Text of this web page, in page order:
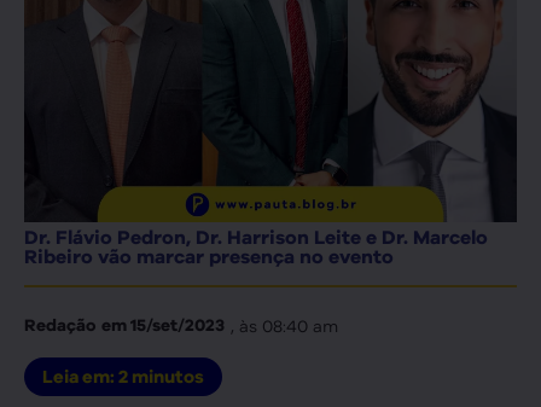
Dr. Flávio Pedron, Dr. Harrison Leite e Dr. Marcelo
Ribeiro vão marcar presença no evento
Redação em15/set/2023 , às 08:40 am
Leia em: 2 minutos